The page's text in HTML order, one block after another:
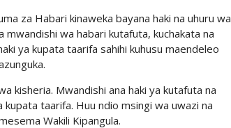
za Habari kinaweka bayana haki na uhuru wa
wa habari kutafuta, kuchakata na
ya kupata taarifa sahihi kuhusu maendeleo
kisheria. Mwandishi ana haki ya kutafuta na
kupata taarifa. Huu ndio msingi wa uwazi na
Wakili Kipangula.